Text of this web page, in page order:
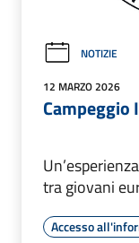
NOTIZIE
12 MARZO 2026
Campeggio
tra giovani
Accesso